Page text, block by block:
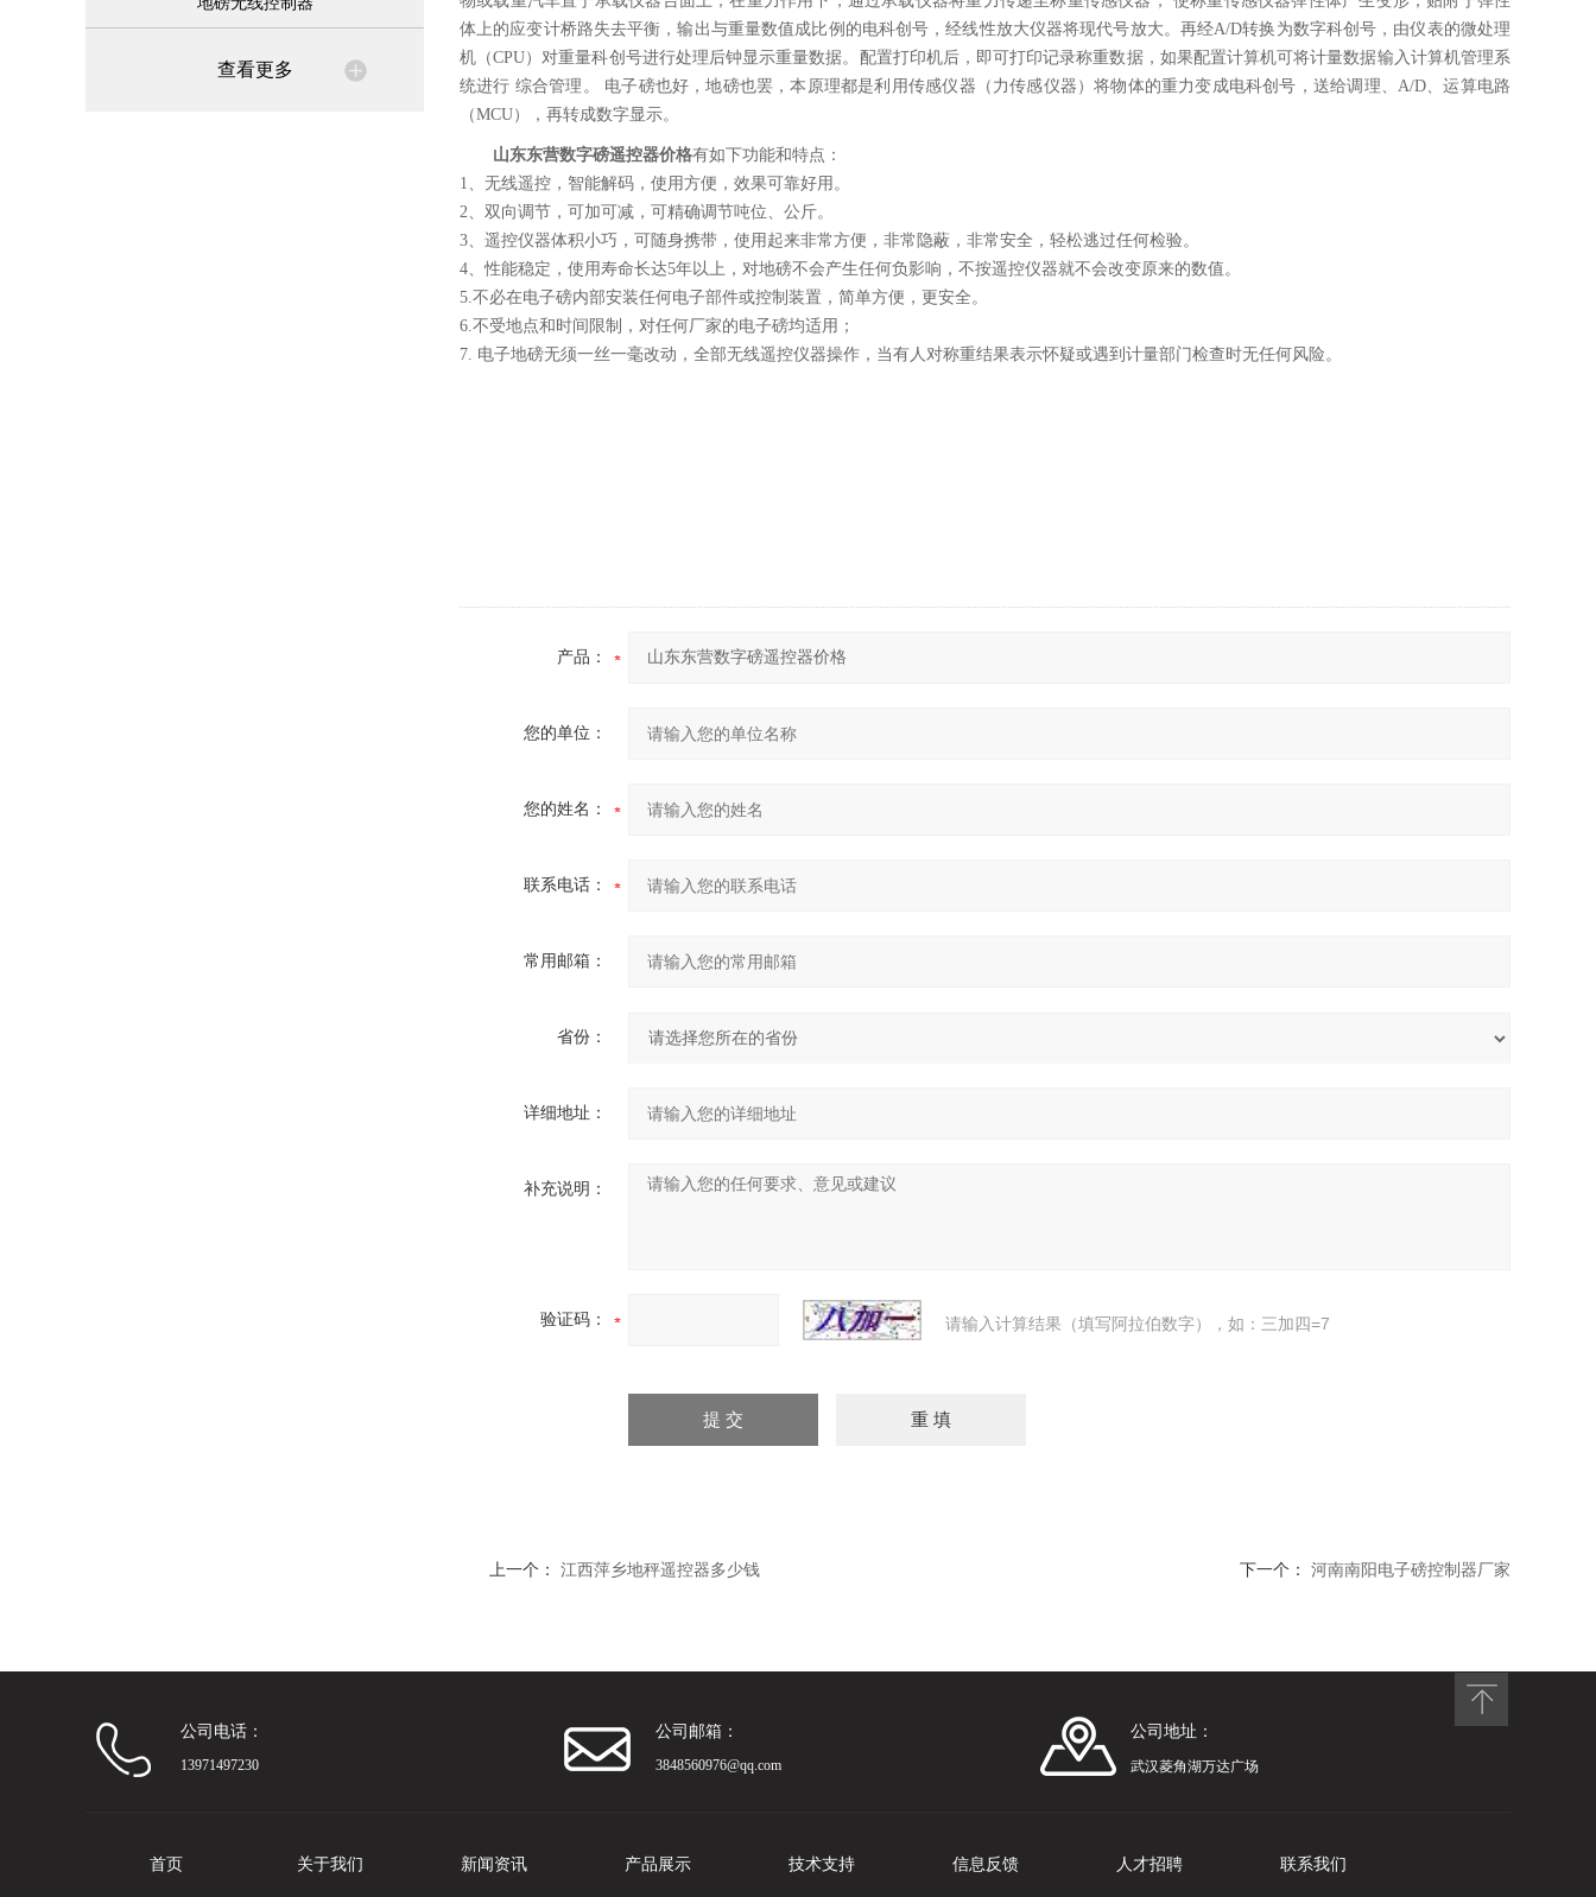
查看更多
体上的应变计桥路失去平衡，输出与重量数值成比例的电科创号，经线性放大仪器将现代号放大。再经A/D转换为数字科创号，由仪表的微处理
机（CPU）对重量科创号进行处理后钟显示重量数据。配置打印机后，即可打印记录称重数据，如果配置计算机可将计量数据输入计算机管理系
统进行 综合管理。 电子磅也好，地磅也罢，本原理都是利用传感仪器（力传感仪器）将物体的重力变成电科创号，送给调理、A/D、运算电路
（MCU），再转成数字显示。
山东东营数字磅遥控器价格有如下功能和特点：
1、无线遥控，智能解码，使用方便，效果可靠好用。
2、双向调节，可加可减，可精确调节吨位、公斤。
3、遥控仪器体积小巧，可随身携带，使用起来非常方便，非常隐蔽，非常安全，轻松逃过任何检验。
4、性能稳定，使用寿命长达5年以上，对地磅不会产生任何负影响，不按遥控仪器就不会改变原来的数值。
5.不必在电子磅内部安装任何电子部件或控制装置，简单方便，更安全。
6.不受地点和时间限制，对任何厂家的电子磅均适用；
7. 电子地磅无须一丝一毫改动，全部无线遥控仪器操作，当有人对称重结果表示怀疑或遇到计量部门检查时无任何风险。
产品：
您的单位：
您的姓名：
联系电话：
常用邮箱：
省份：
详细地址：
补充说明：
验证码： 请输入计算结果（填写阿拉伯数字），如：三加四=7
上一个： 江西萍乡地秤遥控器多少钱 下一个： 河南南阳电子磅控制器厂家
公司电话：
13971497230
公司邮箱：
3848560976@qq.com
公司地址：
武汉菱角湖万达广场
首页 关于我们 新闻资讯 产品展示 技术支持 信息反馈 人才招聘 联系我们